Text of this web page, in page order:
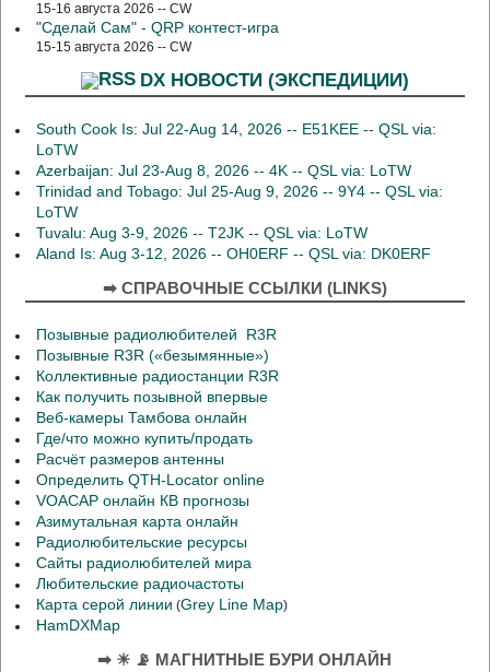
15-16 августа 2026 -- CW
"Сделай Сам" - QRP контест-игра
15-15 августа 2026 -- CW
DX НОВОСТИ (ЭКСПЕДИЦИИ)
South Cook Is: Jul 22-Aug 14, 2026 -- E51KEE -- QSL via:
LoTW
Azerbaijan: Jul 23-Aug 8, 2026 -- 4K -- QSL via: LoTW
Trinidad and Tobago: Jul 25-Aug 9, 2026 -- 9Y4 -- QSL via:
LoTW
Tuvalu: Aug 3-9, 2026 -- T2JK -- QSL via: LoTW
Aland Is: Aug 3-12, 2026 -- OH0ERF -- QSL via: DK0ERF
➡ СПРАВОЧНЫЕ ССЫЛКИ (LINKS)
Позывные радиолюбителей R3R
Позывные R3R («безымянные»)
Коллективные радиостанции R3R
Как получить позывной впервые
Веб-камеры Тамбова онлайн
Где/что можно купить/продать
Расчёт размеров антенны
Определить QTH-Locator online
VOACAP онлайн КВ прогнозы
Азимутальная карта онлайн
Радиолюбительские ресурсы
Сайты радиолюбителей мира
Любительские радиочастоты
Карта серой линии (Grey Line Map)
HamDXMap
➡ ☀ 📡 МАГНИТНЫЕ БУРИ ОНЛАЙН